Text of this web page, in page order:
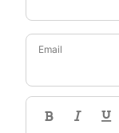
Email